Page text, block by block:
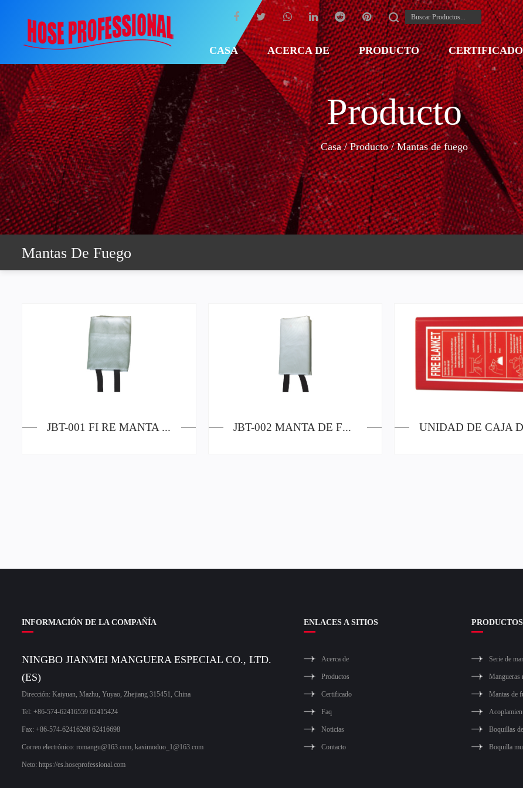
CASA ACERCA DE PRODUCTO CERTIFICADO
Producto
Casa/Producto/Mantas de fuego
Mantas De Fuego
JBT-001 FI RE MANTA SIN PINTURA DE GEL DE SÍLICE JBT-002 MANTA DE FUEGO CON PINTURA DE GEL DE SÍLICE
INFORMACIÓN DE LA COMPAÑÍA
NINGBO JIANMEI MANGUERA ESPECIAL CO., LTD.
(ES)
Dirección: Kaiyuan, Mazhu, Yuyao, Zhejiang 315451, China
Tel: +86-574-62416559 62415424
Fax: +86-574-62416268 62416698
Correo electrónico: romangu@163.com, kaximoduo_1@163.com
Neto: https://es.hoseprofessional.com
ENLACES A SITIOS
Acerca de
Productos
Certificado
Faq
Noticias
Contacto
Serie de
Mantas de
Boquillas
Boquilla